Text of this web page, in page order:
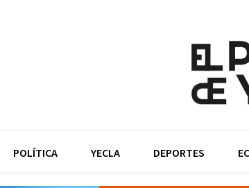
POLÍTICA YECLA DEPORTES